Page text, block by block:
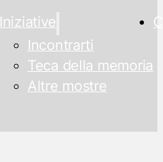
Iniziative
Incontrarti
Teca della memoria
Altre mostre